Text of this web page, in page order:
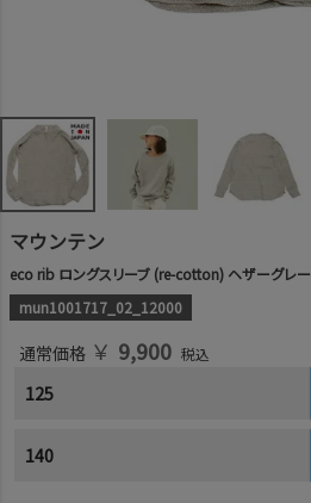
マウンテン
eco rib ロングスリーブ (re-cotton) ヘザーグレー
mun1001717_02_12000
通常価格 ￥ 9,900 税込
125
140